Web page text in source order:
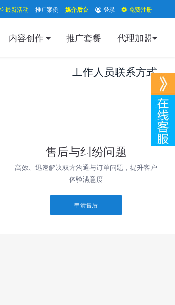
最新活动 推广案例 媒介后台 登录 免费注册
内容创作 推广套餐 代理加盟
工作人员联系方式
售后与纠纷问题
高效、迅速解决双方沟通与订单问题，提升客户
体验满意度
申请售后